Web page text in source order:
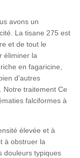
avons un
La tisane 275 est
et de tout le
éliminer la
en fagaricine,
d’autres
Notre traitement Ce
falciformes à
élevée et à
à obstruer la
douleurs typiques